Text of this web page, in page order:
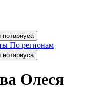
По регионам
Олеся